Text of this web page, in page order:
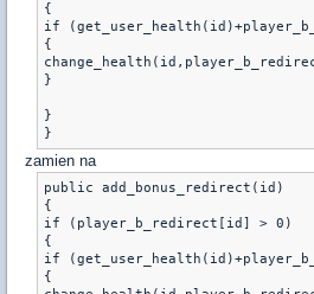
{
if
{
}
}
}
zamien na
public add_bonus_redirect(id)
{
if (player_b_redirect[id] > 0)
{
if
{